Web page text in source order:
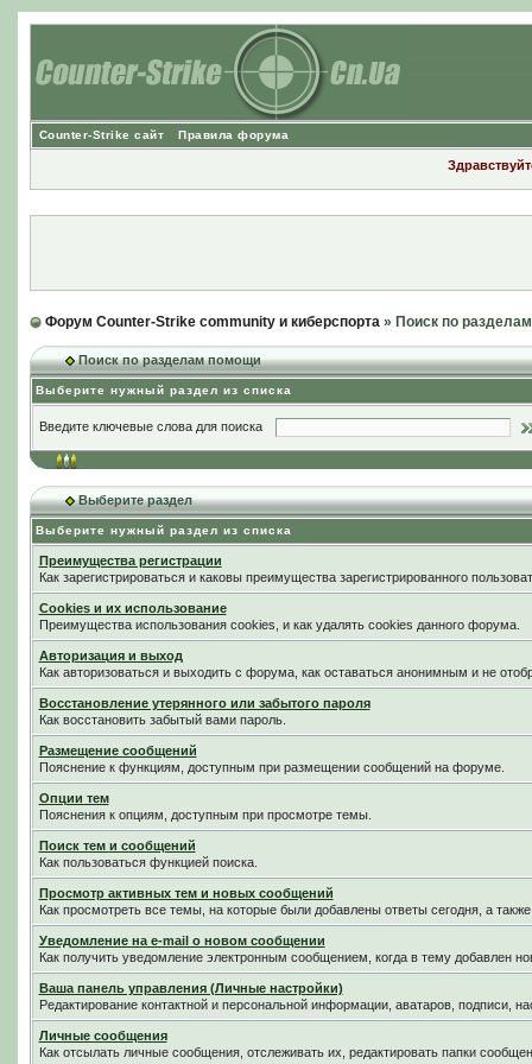
Counter-Strike сайт Правила форума
Форум Counter-Strike community и киберспорта» Поиск по
Поиск по разделам помощи
Выберите нужный раздел из списка
Введите ключевые слова для поиска
Выберите раздел
Выберите нужный раздел из списка
Преимущества регистрации
Как зарегистрироваться и каковы преимущества зарегистрированного
Cookies и их использование
Преимущества использования cookies, и как удалять cookies данного форума.
Авторизация и выход
Как авторизоваться и выходить с форума, как оставаться анонимным и не
Восстановление утерянного или забытого пароля
Как восстановить забытый вами пароль.
Размещение сообщений
Пояснение к функциям, доступным при размещении сообщений на форуме.
Опции тем
Пояснения к опциям, доступным при просмотре темы.
Поиск тем и сообщений
Как пользоваться функцией поиска.
Просмотр активных тем и новых сообщений
Как просмотреть все темы, на которые были добавлены ответы сегодня, а
Уведомление на е-mail о новом сообщении
Как получить уведомление электронным сообщением, когда в тему добавлен
Ваша панель управления (Личные настройки)
Редактирование контактной и персональной информации, аватаров, подписи,
Личные сообщения
Как отсылать личные сообщения, отслеживать их, редактировать папки